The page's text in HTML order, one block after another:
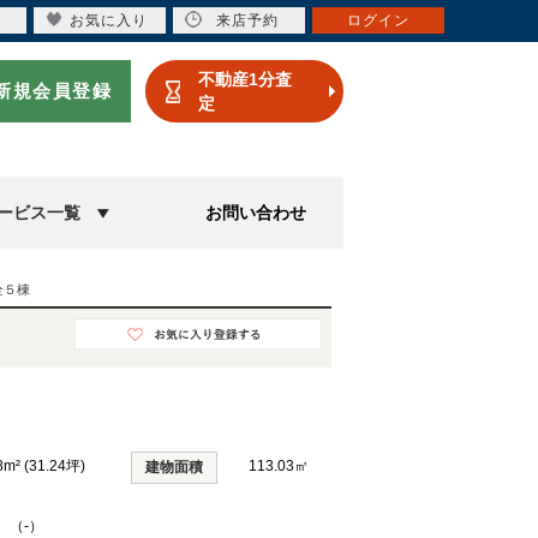
規会員登録
不動産1分査
定
ビス一覧 お問い合わせ
棟
(31.24坪) 建物面積 113.03㎡
-）
お気に入り 来店予約 ログイン